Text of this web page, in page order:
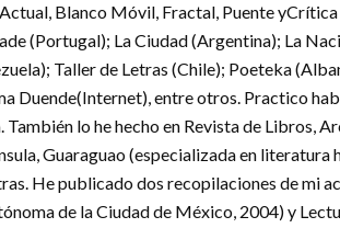
Blanco Móvil, Fractal, Puente
(Portugal); La Ciudad (Argentina); La
Taller de Letras (Chile); Poeteka
Duende(Internet), entre otros. Practico
lo he hecho en Revista de Libros,
Guaraguao (especializada en literatura
He publicado dos recopilaciones de mi
de la Ciudad de México, 2004) y